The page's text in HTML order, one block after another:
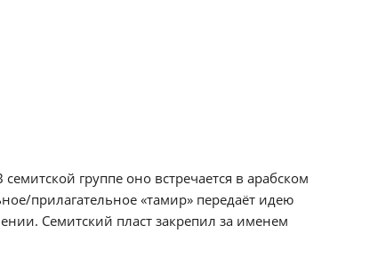
группе оно встречается в арабском
прилагательное «тамир» передаёт идею
Семитский пласт закрепил за именем